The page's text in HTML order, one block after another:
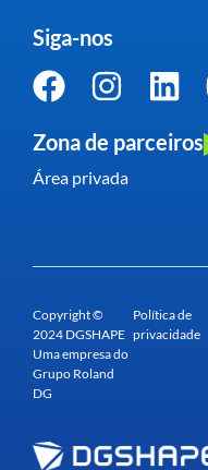
Siga-nos
Zona de parceiros
Área privada
Copyright ©
2024 DGSHAPE
Uma empresa do
Grupo Roland
DG
Política de
privacidade